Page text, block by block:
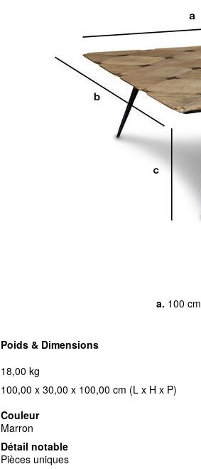
a. 100 cm
Poids & Dimensions
18,00 kg
100,00 x 30,00 x 100,00 cm (L x H x P)
Couleur
Marron
Détail notable
Pièces uniques